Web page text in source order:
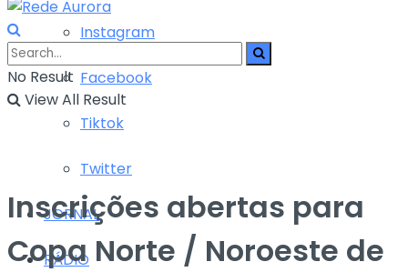
Instagram
Facebook
Tiktok
Twitter
JORNAL
RÁDIO
No Result
View All Result
Inscrições abertas para
Copa Norte / Noroeste de